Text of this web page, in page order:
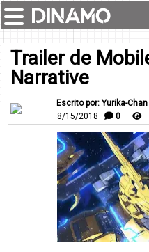
Trailer de
Narrative
Escrito por: Yurika-Chan
8/15/2018
0